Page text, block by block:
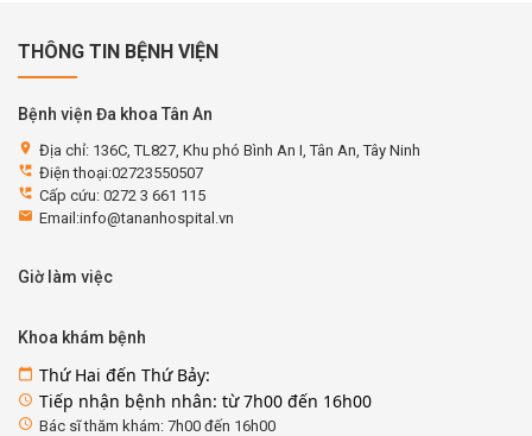
THÔNG TIN BỆNH VIỆN
Bệnh viện Đa khoa Tân An
location_on Địa chỉ: 136C, TL827, Khu phó Bình An I, Tân An, Tây Ninh
perm_phone_msg Điện thoại:02723550507
perm_phone_msg Cấp cứu: 0272 3 661 115
email Email:info@tananhospital.vn
Giờ làm việc
Khoa khám bệnh
calendar_today Thứ Hai đến Thứ Bảy:
access_time Tiếp nhận bệnh nhân: từ 7h00 đến 16h00
access_time Bác sĩ thăm khám: 7h00 đến 16h00